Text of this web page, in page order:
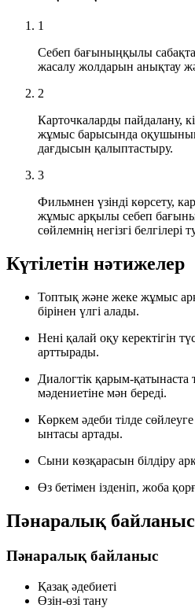
1
Себеп бағыныңқылы
жасалу жолдарын анықтау
2
Карточкаларды пайдалану,
жұмыс барысында оқушының
дағдысын қалыптастыру.
3
Фильмнен үзінді көрсету,
жұмыс арқылы себеп
сөйлемнің негізгі белгілері
Күтілетін нәтижелер
Топтық және жеке жұмыс
бірінен үлгі алады.
Нені қалай оқу керектігін
арттырады.
Диалогтік қарым-қатынаста
мәдениетіне мән береді.
Көркем әдеби тілде
ынтасы артады.
Сыни көзқарасын білдіру
Өз бетімен ізденіп, жоба
Пәнаралық байланыс
Пәнаралық байланыс
Қазақ әдебиеті
Өзін-өзі тану